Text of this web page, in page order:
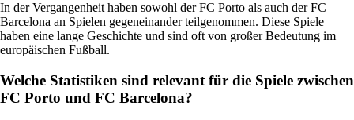
In der Vergangenheit haben sowohl der FC Porto als auch der FC
Barcelona an Spielen gegeneinander teilgenommen. Diese Spiele
haben eine lange Geschichte und sind oft von großer Bedeutung im
europäischen Fußball.
Welche Statistiken sind relevant für die Spiele zwischen
FC Porto und FC Barcelona?